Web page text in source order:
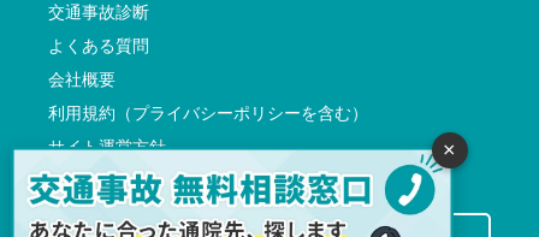
交通事故診断
よくある質問
会社概要
利用規約（プライバシーポリシーを含む）
サイト運営方針
反社会的勢力に対する基本方針
×